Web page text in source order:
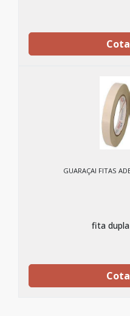
GUARAÇAI FITAS
fita